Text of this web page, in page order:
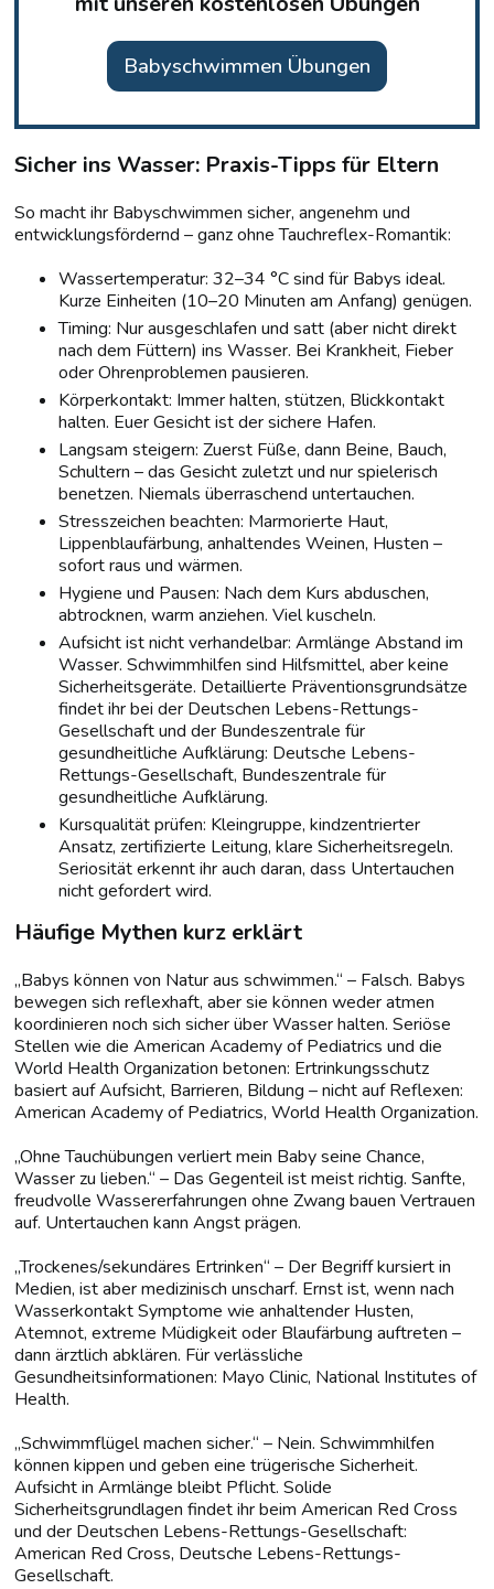
Babyschwimmen Übungen
Sicher ins Wasser: Praxis-Tipps für Eltern
So macht ihr Babyschwimmen sicher, angenehm und
entwicklungsfördernd – ganz ohne Tauchreflex-Romantik:
Wassertemperatur: 32–34 °C sind für Babys ideal.
Kurze Einheiten (10–20 Minuten am Anfang) genügen.
Timing: Nur ausgeschlafen und satt (aber nicht direkt
nach dem Füttern) ins Wasser. Bei Krankheit, Fieber
oder Ohrenproblemen pausieren.
Körperkontakt: Immer halten, stützen, Blickkontakt
halten. Euer Gesicht ist der sichere Hafen.
Langsam steigern: Zuerst Füße, dann Beine, Bauch,
Schultern – das Gesicht zuletzt und nur spielerisch
benetzen. Niemals überraschend untertauchen.
Stresszeichen beachten: Marmorierte Haut,
Lippenblaufärbung, anhaltendes Weinen, Husten –
sofort raus und wärmen.
Hygiene und Pausen: Nach dem Kurs abduschen,
abtrocknen, warm anziehen. Viel kuscheln.
Aufsicht ist nicht verhandelbar: Armlänge Abstand im
Wasser. Schwimmhilfen sind Hilfsmittel, aber keine
Sicherheitsgeräte. Detaillierte Präventionsgrundsätze
findet ihr bei der Deutschen Lebens-Rettungs-
Gesellschaft und der Bundeszentrale für
gesundheitliche Aufklärung: Deutsche Lebens-
Rettungs-Gesellschaft, Bundeszentrale für
gesundheitliche Aufklärung.
Kursqualität prüfen: Kleingruppe, kindzentrierter
Ansatz, zertifizierte Leitung, klare Sicherheitsregeln.
Seriosität erkennt ihr auch daran, dass Untertauchen
nicht gefordert wird.
Häufige Mythen kurz erklärt
„Babys können von Natur aus schwimmen.“ – Falsch. Babys
bewegen sich reflexhaft, aber sie können weder atmen
koordinieren noch sich sicher über Wasser halten. Seriöse
Stellen wie die American Academy of Pediatrics und die
World Health Organization betonen: Ertrinkungsschutz
basiert auf Aufsicht, Barrieren, Bildung – nicht auf Reflexen:
American Academy of Pediatrics, World Health Organization.
„Ohne Tauchübungen verliert mein Baby seine Chance,
Wasser zu lieben.“ – Das Gegenteil ist meist richtig. Sanfte,
freudvolle Wassererfahrungen ohne Zwang bauen Vertrauen
auf. Untertauchen kann Angst prägen.
„Trockenes/sekundäres Ertrinken“ – Der Begriff kursiert in
Medien, ist aber medizinisch unscharf. Ernst ist, wenn nach
Wasserkontakt Symptome wie anhaltender Husten,
Atemnot, extreme Müdigkeit oder Blaufärbung auftreten –
dann ärztlich abklären. Für verlässliche
Gesundheitsinformationen: Mayo Clinic, National Institutes of
Health.
„Schwimmflügel machen sicher.“ – Nein. Schwimmhilfen
können kippen und geben eine trügerische Sicherheit.
Aufsicht in Armlänge bleibt Pflicht. Solide
Sicherheitsgrundlagen findet ihr beim American Red Cross
und der Deutschen Lebens-Rettungs-Gesellschaft:
American Red Cross, Deutsche Lebens-Rettungs-
Gesellschaft.